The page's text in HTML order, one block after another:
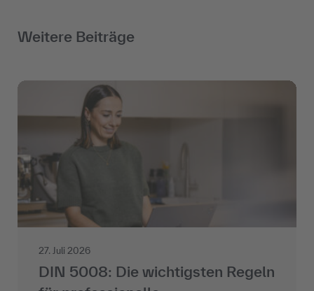
Weitere Beiträge
27. Juli 2026
DIN 5008: Die wichtigsten Regeln